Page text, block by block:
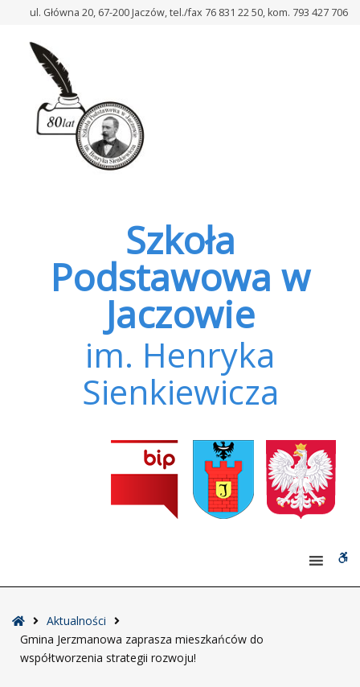
Jerzmanowa
zaprasza
mieszkańców
współtworzenia
strategii
ul. Główna 20, 67-200 Jaczów, tel./fax 76 831 22 50, kom. 793 427 706
Szkoła
Podstawowa w
Jaczowie
im. Henryka
Sienkiewicza
Strona
główna
Aktualności
Gmina Jerzmanowa zaprasza mieszkańców do
współtworzenia strategii rozwoju!